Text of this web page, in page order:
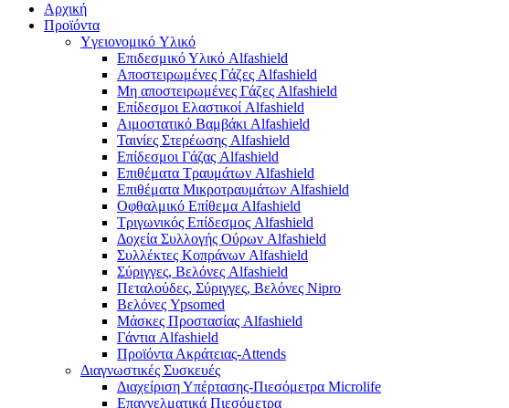
Αρχική
Προϊόντα
Yγειονομικό Yλικό
Επιδεσμικό Υλικό Alfashield
Αποστειρωμένες Γάζες Alfashield
Μη αποστειρωμένες Γάζες Alfashield
Επίδεσμοι Ελαστικοί Alfashield
Αιμοστατικό Βαμβάκι Alfashield
Ταινίες Στερέωσης Alfashield
Επίδεσμοι Γάζας Alfashield
Επιθέματα Τραυμάτων Alfashield
Επιθέματα Μικροτραυμάτων Alfashield
Οφθαλμικό Eπίθεμα Alfashield
Τριγωνικός Επίδεσμος Alfashield
Δοχεία Συλλογής Ούρων Alfashield
Συλλέκτες Κοπράνων Alfashield
Σύριγγες, Βελόνες Alfashield
Πεταλούδες, Σύριγγες, Βελόνες Nipro
Βελόνες Ypsomed
Μάσκες Προστασίας Alfashield
Γάντια Alfashield
Προϊόντα Ακράτειας-Attends
Διαγνωστικές Συσκευές
Διαχείριση Υπέρτασης-Πιεσόμετρα Microlife
Επαγγελματικά Πιεσόμετρα